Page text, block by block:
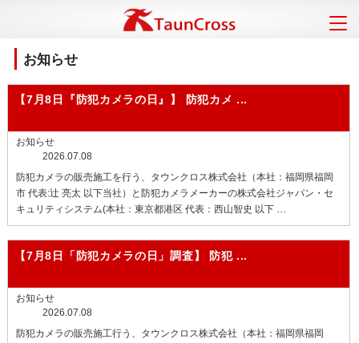
お知らせ
【7月8日『防犯カメラの日』】 防犯カメ ...
お知らせ
2026.07.08
防犯カメラの販売施工を行う、タウンクロス株式会社（本社：福岡県福岡
市 代表:辻 亮太 以下当社）と防犯カメラメーカーの株式会社ジャパン・セ
キュリティシステム(本社：東京都港区 代表：西山智史 以下 …
【7月8日「防犯カメラの日」調査】 防犯 ...
お知らせ
2026.07.08
防犯カメラの販売施工行う、タウンクロス株式会社（本社：福岡県福岡